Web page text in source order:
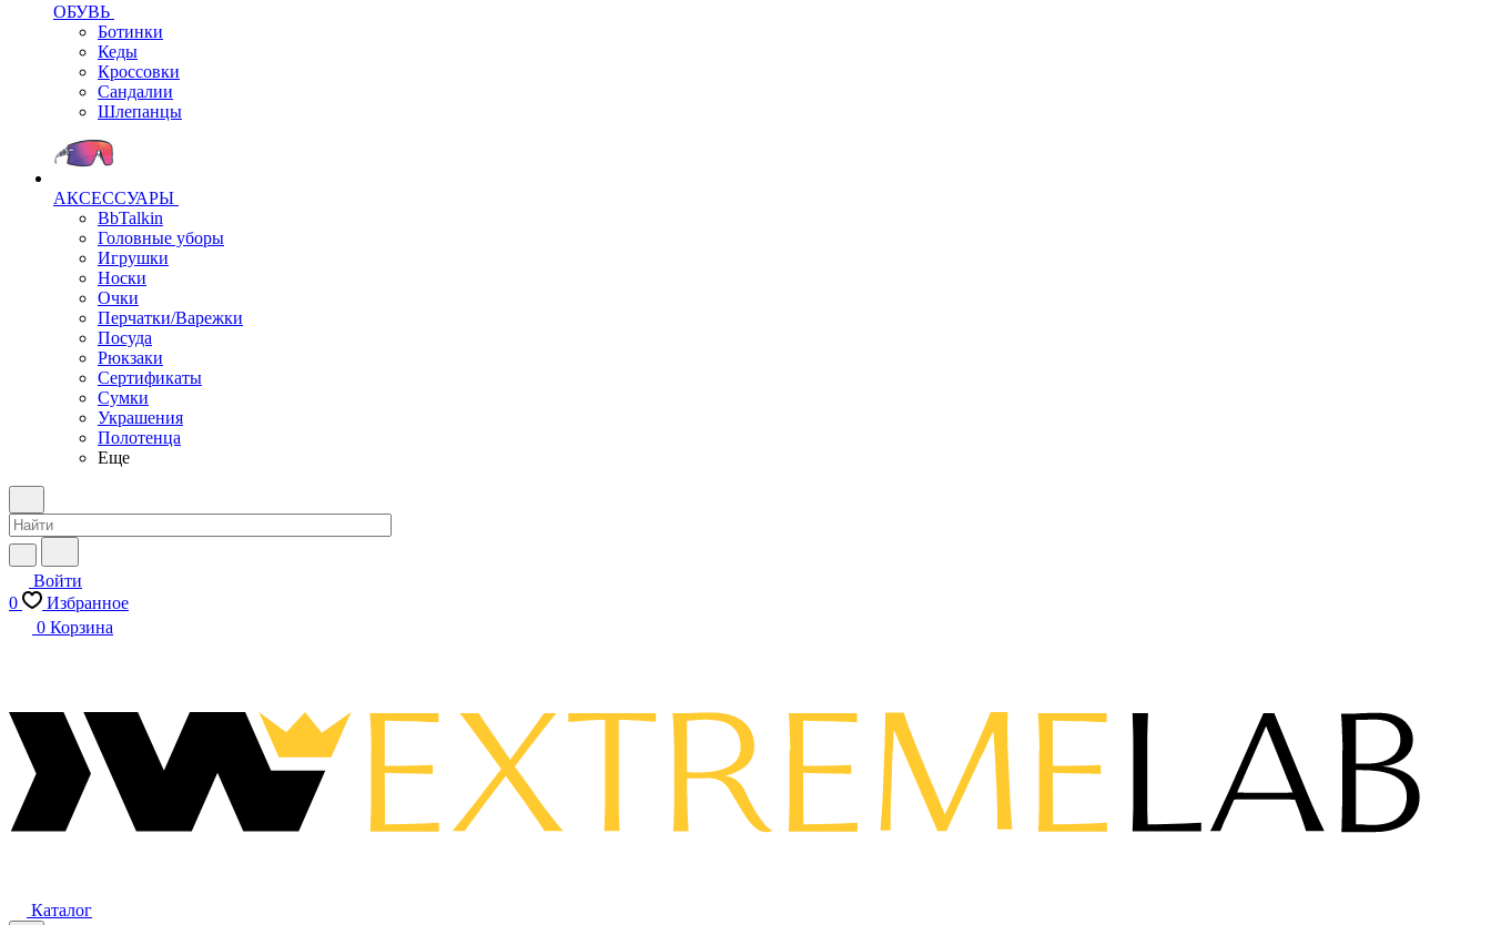
ОБУВЬ
Ботинки
Кеды
Кроссовки
Сандалии
Шлепанцы
АКСЕССУАРЫ
BbTalkin
Головные уборы
Игрушки
Носки
Очки
Перчатки/Варежки
Посуда
Рюкзаки
Сертификаты
Сумки
Украшения
Полотенца
Еще
Войти
0
Избранное
0 Корзина
Каталог